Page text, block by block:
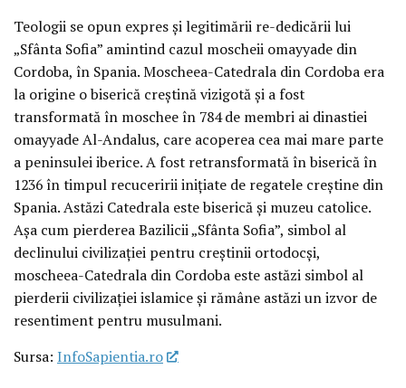
Teologii se opun expres și legitimării re-dedicării lui
„Sfânta Sofia” amintind cazul moscheii omayyade din
Cordoba, în Spania. Moscheea-Catedrala din Cordoba era
la origine o biserică creștină vizigotă și a fost
transformată în moschee în 784 de membri ai dinastiei
omayyade Al-Andalus, care acoperea cea mai mare parte
a peninsulei iberice. A fost retransformată în biserică în
1236 în timpul recuceririi inițiate de regatele creștine din
Spania. Astăzi Catedrala este biserică și muzeu catolice.
Așa cum pierderea Bazilicii „Sfânta Sofia”, simbol al
declinului civilizației pentru creștinii ortodocși,
moscheea-Catedrala din Cordoba este astăzi simbol al
pierderii civilizației islamice și rămâne astăzi un izvor de
resentiment pentru musulmani.
Sursa: InfoSapientia.ro